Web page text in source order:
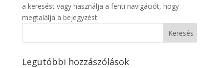
a keresést vagy használja a fenti navigációt, hogy
megtalálja a bejegyzést.
Legutóbbi hozzászólások